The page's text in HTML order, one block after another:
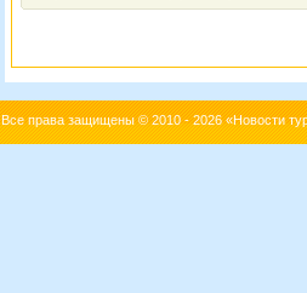
Все права защищены © 2010 - 2026 «Новости